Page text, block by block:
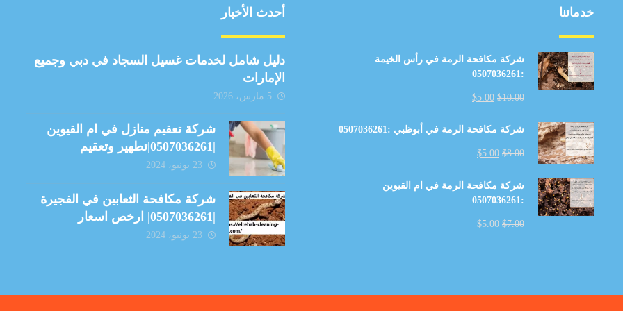
خدماتنا
شركة مكافحة الرمة في رأس الخيمة
:0507036261
$10.00
$5.00
شركة مكافحة الرمة في أبوظبي :0507036261
$8.00
$5.00
شركة مكافحة الرمة في ام القيوين
:0507036261
$7.00
$5.00
أحدث الأخبار
دليل شامل لخدمات غسيل السجاد في دبي وجميع
الإمارات
5 مارس، 2026
شركة تعقيم منازل في ام القيوين
|0507036261|تطهير وتعقيم
23 يونيو، 2024
شركة مكافحة الثعابين في الفجيرة
|0507036261| ارخص اسعار
23 يونيو، 2024